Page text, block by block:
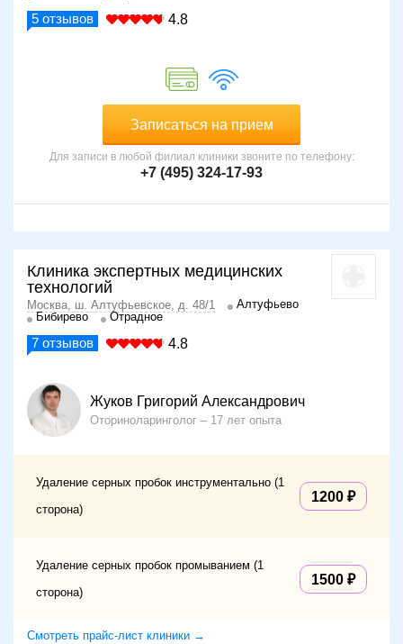
5 отзывов 4.8
Записаться на прием
Для записи в любой филиал клиники звоните по телефону:
+7 (495) 324-17-93
Клиника экспертных медицинских
технологий
Москва, ш. Алтуфьевское, д. 48/1
Алтуфьево
Бибирево
Отрадное
7 отзывов 4.8
Жуков Григорий Александрович
Оториноларинголог 17 лет опыта
Удаление серных пробок инструментально (1
сторона)
1200
Удаление серных пробок промыванием (1
сторона)
1500
Смотреть прайс-лист клиники →